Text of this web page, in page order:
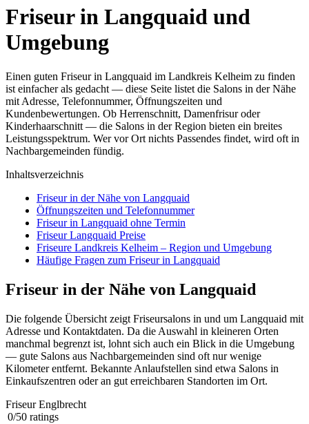
Friseur in Langquaid und
Umgebung
Einen guten Friseur in Langquaid im Landkreis Kelheim zu finden
ist einfacher als gedacht — diese Seite listet die Salons in der Nähe
mit Adresse, Telefonnummer, Öffnungszeiten und
Kundenbewertungen. Ob Herrenschnitt, Damenfrisur oder
Kinderhaarschnitt — die Salons in der Region bieten ein breites
Leistungsspektrum. Wer vor Ort nichts Passendes findet, wird oft in
Nachbargemeinden fündig.
Inhaltsverzeichnis
Friseur in der Nähe von Langquaid
Öffnungszeiten und Telefonnummer
Friseur in Langquaid ohne Termin
Friseur Langquaid Preise
Friseure Landkreis Kelheim – Region und Umgebung
Häufige Fragen zum Friseur in Langquaid
Friseur in der Nähe von Langquaid
Die folgende Übersicht zeigt Friseursalons in und um Langquaid mit
Adresse und Kontaktdaten. Da die Auswahl in kleineren Orten
manchmal begrenzt ist, lohnt sich auch ein Blick in die Umgebung
— gute Salons aus Nachbargemeinden sind oft nur wenige
Kilometer entfernt. Bekannte Anlaufstellen sind etwa Salons in
Einkaufszentren oder an gut erreichbaren Standorten im Ort.
Friseur Englbrecht
0/50 ratings